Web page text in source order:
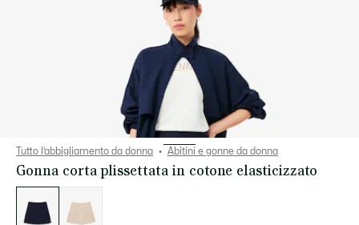
Tutto l’abbigliamento da donna Abitini e gonne da donna
Gonna corta plissettata in cotone elasticizzato
varianti